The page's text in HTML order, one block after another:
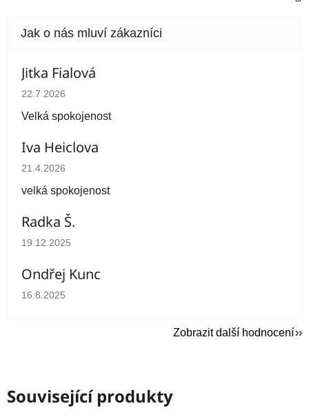
Jitka Fialová
Hodnocení obchodu je 5 z 5 hvězdiček.
22.7.2026
Velká spokojenost
Iva Heiclova
Hodnocení obchodu je 5 z 5 hvězdiček.
21.4.2026
velká spokojenost
Radka Š.
Hodnocení obchodu je 5 z 5 hvězdiček.
19.12.2025
Ondřej Kunc
Hodnocení obchodu je 5 z 5 hvězdiček.
16.8.2025
Zobrazit další hodnocení
Související produkty